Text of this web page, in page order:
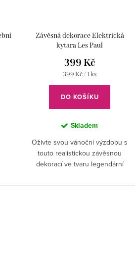
Závěsná dekorace Elektrická
kytara Les Paul
399 Kč
Měrná
399 Kč / 1 ks
DO KOŠÍKU
Skladem
Oživte svou vánoční výzdobu s
touto realistickou závěsnou
dekorací ve tvaru legendární